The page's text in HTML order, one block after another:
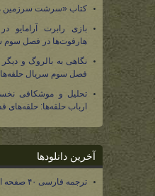
کتاب «سرشت سرزمین
بازی رابرت
هارفوت‌ها در فصل سوم
نگاهی به بالروگ و
فصل سوم سریال
تحلیل و موشکافی
ارباب حلقه‌ها: حلقه‌های
آخرین دانلودها
ترجمه فارسی ۴۰ صفحه از کتاب «سقوط نومه‌نور»